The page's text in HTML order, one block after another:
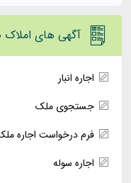
آگهی های
اجاره انبار
جستجوی ملک
فرم درخواست اجاره
اجاره سوله